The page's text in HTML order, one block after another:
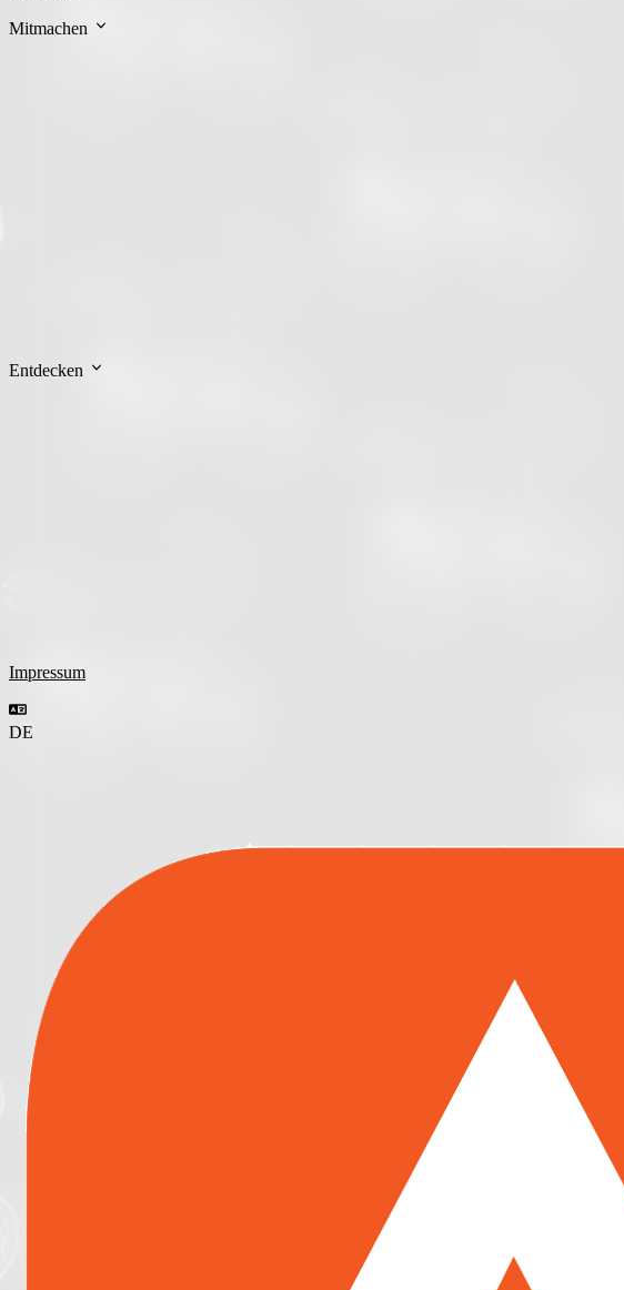
Mitmachen
Entdecken
Impressum
DE